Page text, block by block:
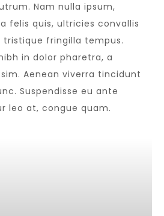
Nam nulla ipsum,
felis quis, ultricies convallis
tristique fringilla tempus.
in dolor pharetra, a
Aenean viverra tincidunt
Suspendisse eu ante
leo at, congue quam.